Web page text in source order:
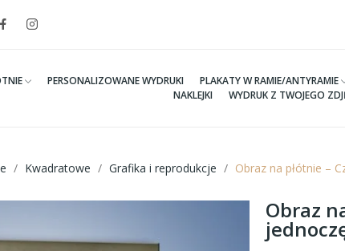
PERSONALIZOWANE WYDRUKI PLAKATY W RAMIE/ANTYRAMIE
NAKLEJKI
WYDRUK Z TWOJEGO
Kwadratowe Grafika i reprodukcje Obraz na płótnie –
Obraz